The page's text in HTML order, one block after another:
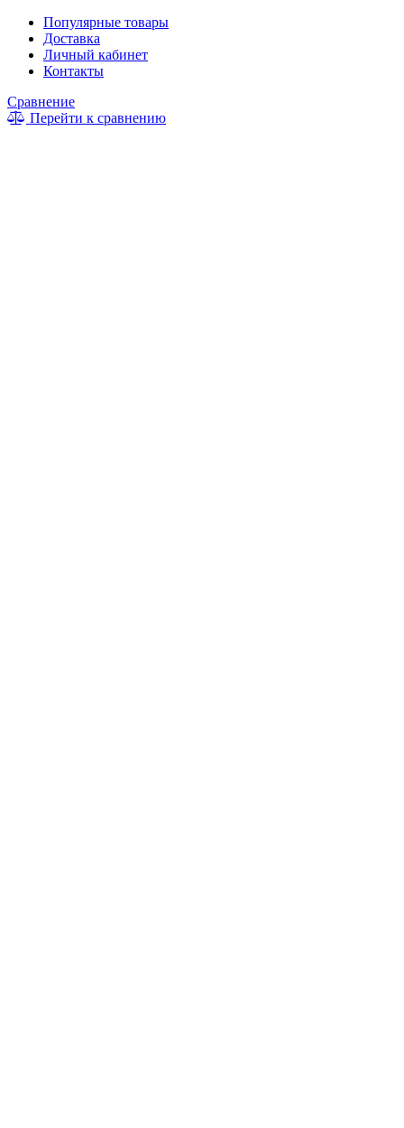
Популярные товары
Доставка
Личный кабинет
Контакты
Сравнение
Перейти к сравнению